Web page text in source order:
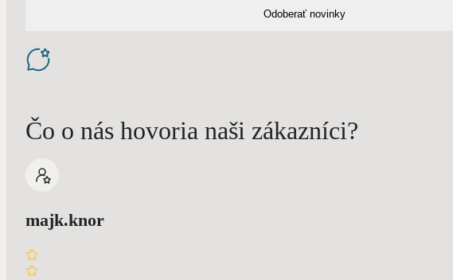
Čo o nás hovoria naši zákazníci?
majk.knor